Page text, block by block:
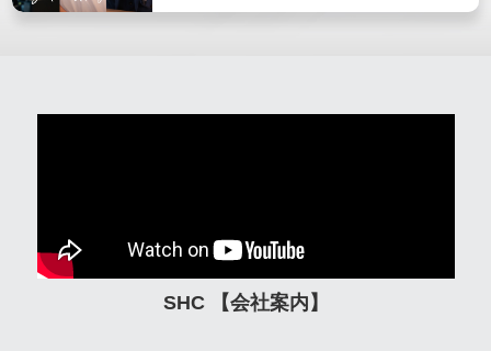
SHC 【会社案内】